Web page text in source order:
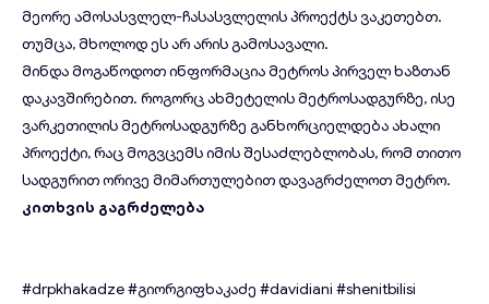
მეორე ამოსასვლელ-ჩასასვლელის პროექტს ვაკეთებთ.
თუმცა, მხოლოდ ეს არ არის გამოსავალი.
მინდა მოგაწოდოთ ინფორმაცია მეტროს პირველ ხაზთან
დაკავშირებით. როგორც ახმეტელის მეტროსადგურზე, ისე
ვარკეთილის მეტროსადგურზე განხორციელდება ახალი
პროექტი, რაც მოგვცემს იმის შესაძლებლობას, რომ თითო
სადგურით ორივე მიმართულებით დავაგრძელოთ მეტრო.
კითხვის გაგრძელება
#drpkhakadze#გიორგიფხაკაძე #davidiani #shenitbilisi